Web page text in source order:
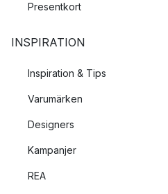
Presentkort
INSPIRATION
Inspiration & Tips
Varumärken
Designers
Kampanjer
REA